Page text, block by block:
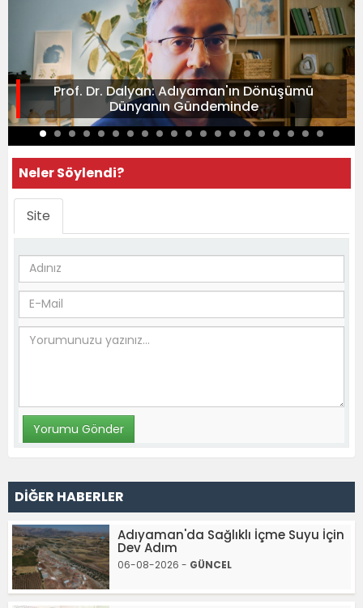
Prof. Dr. Dalyan: Adıyaman'ın Dönüşümü
Dünyanın Gündeminde
Neler Söylendi?
Site
DİĞER HABERLER
Adıyaman'da Sağlıklı İçme Suyu İçin
Dev Adım
06-08-2026 - GÜNCEL